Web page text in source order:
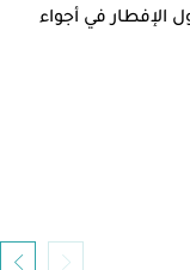
تناول الإفطار في أجواء